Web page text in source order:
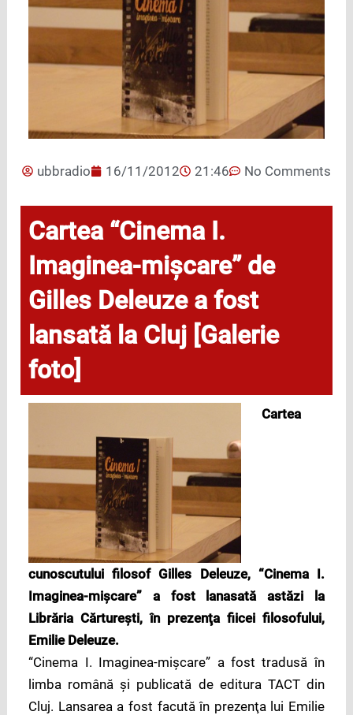
ubbradio 16/11/2012 21:46 No Comments
Cartea “Cinema I.
Imaginea-mişcare” de
Gilles Deleuze a fost
lansată la Cluj [Galerie
foto]
Cartea
cunoscutului filosof Gilles Deleuze, “Cinema I.
Imaginea-mişcare” a fost lanasată astăzi la
Librăria Cărtureşti, în prezenţa fiicei filosofului,
Emilie Deleuze.
“Cinema I. Imaginea-mişcare” a fost tradusă în
limba română şi publicată de editura TACT din
Cluj. Lansarea a fost facută în prezenţa lui Emilie